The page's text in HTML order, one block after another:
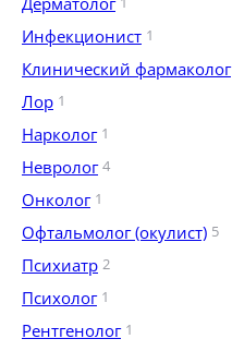
Инфекционист 1
Клинический фармаколог
Лор 1
Нарколог 1
Невролог 4
Онколог 1
Офтальмолог (окулист) 5
Психиатр 2
Психолог 1
Рентгенолог 1